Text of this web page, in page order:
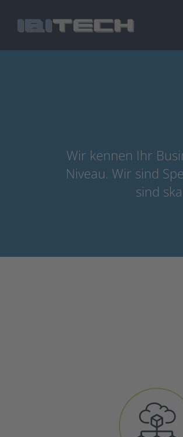
Inhalt
springen
Wir kennen Ihr
Niveau. Wir sind
sind